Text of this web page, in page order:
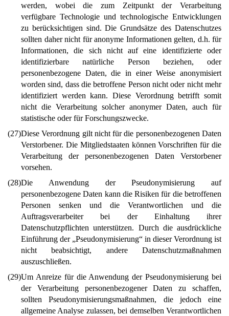
werden, wobei die zum Zeitpunkt der Verarbeitung
verfügbare Technologie und technologische Entwicklungen
zu berücksichtigen sind. Die Grundsätze des Datenschutzes
sollten daher nicht für anonyme Informationen gelten, d.h. für
Informationen, die sich nicht auf eine identifizierte oder
identifizierbare natürliche Person beziehen, oder
personenbezogene Daten, die in einer Weise anonymisiert
worden sind, dass die betroffene Person nicht oder nicht mehr
identifiziert werden kann. Diese Verordnung betrifft somit
nicht die Verarbeitung solcher anonymer Daten, auch für
statistische oder für Forschungszwecke.
(27)Diese Verordnung gilt nicht für die personenbezogenen Daten
Verstorbener. Die Mitgliedstaaten können Vorschriften für die
Verarbeitung der personenbezogenen Daten Verstorbener
vorsehen.
(28)Die Anwendung der Pseudonymisierung auf
personenbezogene Daten kann die Risiken für die betroffenen
Personen senken und die Verantwortlichen und die
Auftragsverarbeiter bei der Einhaltung ihrer
Datenschutzpflichten unterstützen. Durch die ausdrückliche
Einführung der „Pseudonymisierung“ in dieser Verordnung ist
nicht beabsichtigt, andere Datenschutzmaßnahmen
auszuschließen.
(29)Um Anreize für die Anwendung der Pseudonymisierung bei
der Verarbeitung personenbezogener Daten zu schaffen,
sollten Pseudonymisierungsmaßnahmen, die jedoch eine
allgemeine Analyse zulassen, bei demselben Verantwortlichen